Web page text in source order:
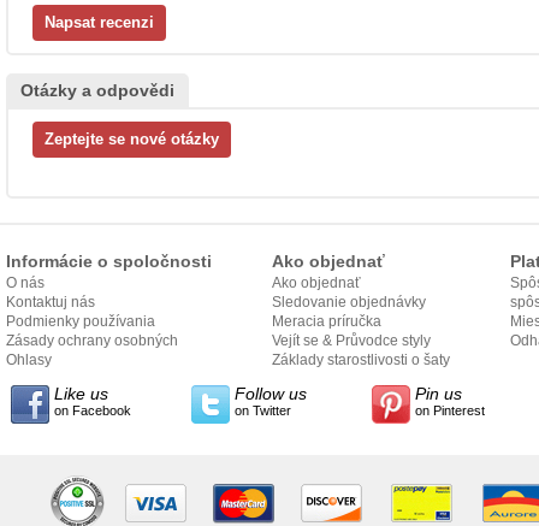
Otázky a odpovědi
Informácie o spoločnosti
O nás
Kontaktuj nás
Podmienky používania
Zásady ochrany osobných
údajov
Ohlasy
Ako objednať
Ako objednať
Sledovanie objednávky
Meracia príručka
Vejít se & Průvodce styly
Základy starostlivosti o šaty
Like us
on Facebook
Follow us
on Twitter
Pin us
on Pinterest